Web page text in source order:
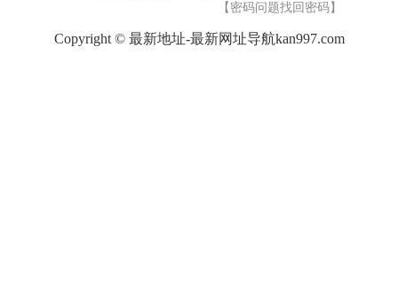
【密码问题找回密码】
Copyright © 最新地址-最新网址导航kan997.com